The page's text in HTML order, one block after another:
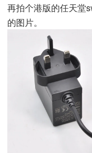
再拍个港版的任天堂
的图片。